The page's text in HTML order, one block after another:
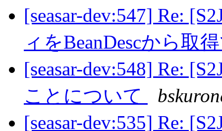
[seasar-dev:547] Re:
ィをBeanDescから取
[seasar-dev:548] Re:
ことについて
[seasar-dev:535] Re: